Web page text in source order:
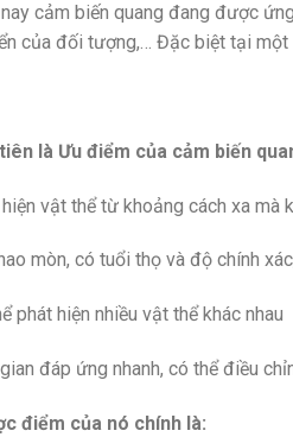
nay cảm biến quang đang được
của đối tượng,… Đặc biệt tại một
là Ưu điểm của cảm biến
vật thể từ khoảng cách xa
mòn, có tuổi thọ và độ chính
phát hiện nhiều vật thể khác nhau
đáp ứng nhanh, có thể điều
điểm của nó chính là: